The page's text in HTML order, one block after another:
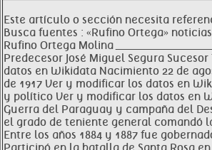
Este artículo o sección necesita
Busca fuentes : «Rufino Ortega»
Rufino Ortega Molina
Predecesor José Miguel Segura Sucesor
datos en Wikidata Nacimiento 22 de
de 1917 Ver y modificar los datos en
y político Ver y modificar los datos en
Guerra del Paraguay y campaña del
el grado de teniente general comandó
Entre los años 1884 y 1887 fue